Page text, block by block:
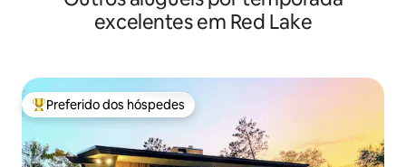
excelentes em Red Lake
Entre os melhores preferidos dos hóspedes
Preferido dos hóspedes